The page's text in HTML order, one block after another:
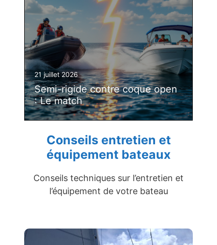
21 juillet 2026
Semi-rigide contre coque open
: Le match
Conseils entretien et
équipement bateaux
Conseils techniques sur l’entretien et
l’équipement de votre bateau